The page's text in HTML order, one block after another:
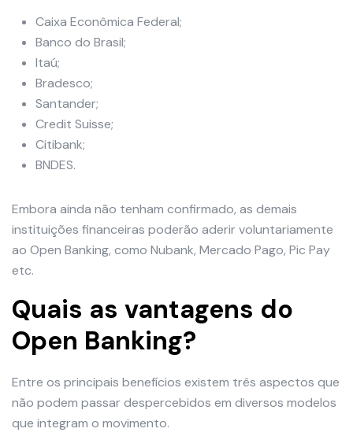
Caixa Econômica Federal;
Banco do Brasil;
Itaú;
Bradesco;
Santander;
Credit Suisse;
Citibank;
BNDES.
Embora ainda não tenham confirmado, as demais
instituições financeiras poderão aderir voluntariamente
ao Open Banking, como Nubank, Mercado Pago, Pic Pay
etc.
Quais as vantagens do
Open Banking?
Entre os principais benefícios existem três aspectos que
não podem passar despercebidos em diversos modelos
que integram o movimento.